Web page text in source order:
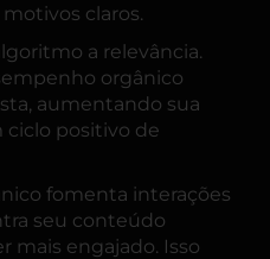
claros.
a relevância.
orgânico
aumentando sua
ciclo positivo de
fomenta interações
seu conteúdo
mais engajado. Isso